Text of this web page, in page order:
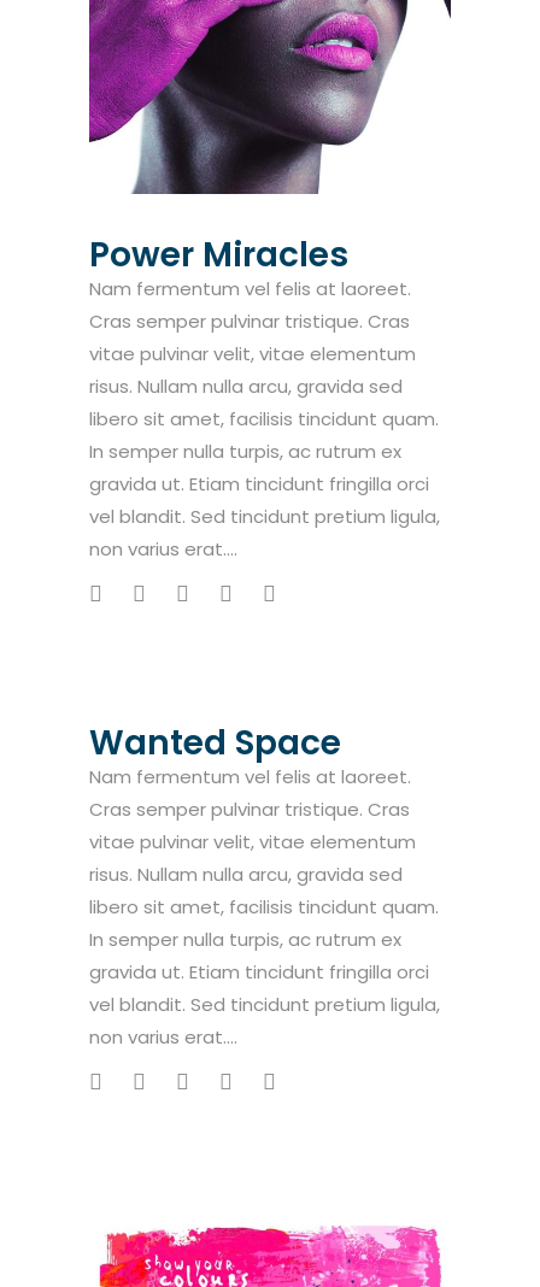
Power Miracles
Nam fermentum vel felis at laoreet.
Cras semper pulvinar tristique. Cras
vitae pulvinar velit, vitae elementum
risus. Nullam nulla arcu, gravida sed
libero sit amet, facilisis tincidunt quam.
In semper nulla turpis, ac rutrum ex
gravida ut. Etiam tincidunt fringilla orci
vel blandit. Sed tincidunt pretium ligula,
non varius erat....
Wanted Space
Nam fermentum vel felis at laoreet.
Cras semper pulvinar tristique. Cras
vitae pulvinar velit, vitae elementum
risus. Nullam nulla arcu, gravida sed
libero sit amet, facilisis tincidunt quam.
In semper nulla turpis, ac rutrum ex
gravida ut. Etiam tincidunt fringilla orci
vel blandit. Sed tincidunt pretium ligula,
non varius erat....